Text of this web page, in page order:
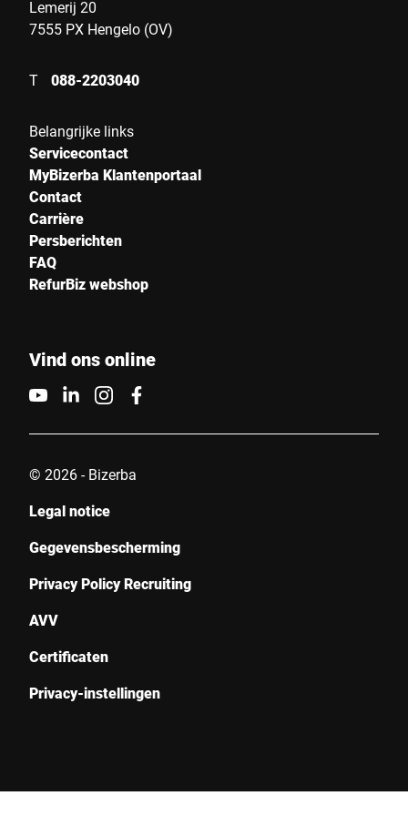
Lemerij 20
7555 PX Hengelo (OV)
T 088-2203040
Belangrijke links
Servicecontact
MyBizerba Klantenportaal
Contact
Carrière
Persberichten
FAQ
RefurBiz webshop
Vind ons online
© 2026 - Bizerba
Legal notice
Gegevensbescherming
Privacy Policy Recruiting
AVV
Certificaten
Privacy-instellingen